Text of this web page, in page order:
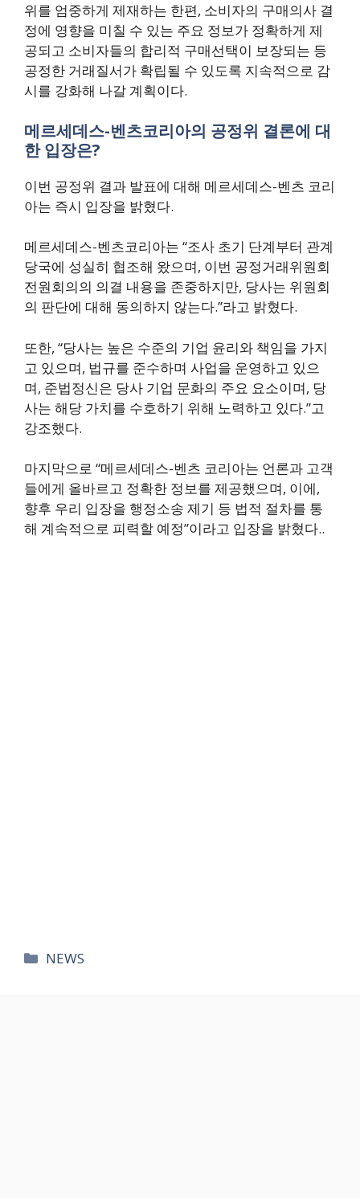
위를 엄중하게 제재하는 한편, 소비자의 구매의사 결
정에 영향을 미칠 수 있는 주요 정보가 정확하게 제
공되고 소비자들의 합리적 구매선택이 보장되는 등
공정한 거래질서가 확립될 수 있도록 지속적으로 감
시를 강화해 나갈 계획이다.
메르세데스-벤츠코리아의 공정위 결론에 대
한 입장은?
이번 공정위 결과 발표에 대해 메르세데스-벤츠 코리
아는 즉시 입장을 밝혔다.
메르세데스-벤츠코리아는 “조사 초기 단계부터 관계
당국에 성실히 협조해 왔으며, 이번 공정거래위원회
전원회의의 의결 내용을 존중하지만, 당사는 위원회
의 판단에 대해 동의하지 않는다.”라고 밝혔다.
또한, “당사는 높은 수준의 기업 윤리와 책임을 가지
고 있으며, 법규를 준수하며 사업을 운영하고 있으
며, 준법정신은 당사 기업 문화의 주요 요소이며, 당
사는 해당 가치를 수호하기 위해 노력하고 있다.”고
강조했다.
마지막으로 “메르세데스-벤츠 코리아는 언론과 고객
들에게 올바르고 정확한 정보를 제공했으며, 이에,
향후 우리 입장을 행정소송 제기 등 법적 절차를 통
해 계속적으로 피력할 예정”이라고 입장을 밝혔다..
카
NEWS